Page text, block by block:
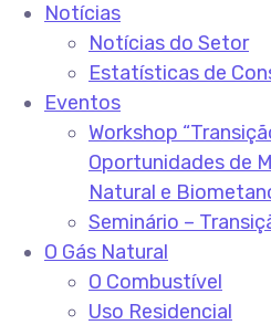
Notícias
Notícias do Setor
Estatísticas de
Eventos
Workshop
Oportunidades de
Natural e
Seminário –
O Gás Natural
O Combustível
Uso Residencial